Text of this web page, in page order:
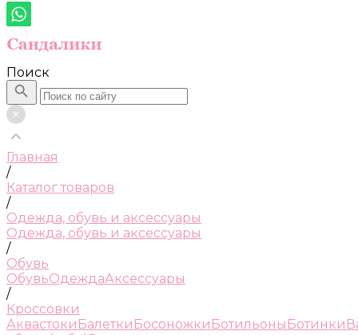
Поиск
Главная
/
Каталог товаров
/
Одежда, обувь и аксессуары
Одежда, обувь и аксессуары
/
Обувь
ОбувьОдеждаАксессуары
/
Кроссовки
Аквастоки Балетки Босоножки Ботильоны Ботинки